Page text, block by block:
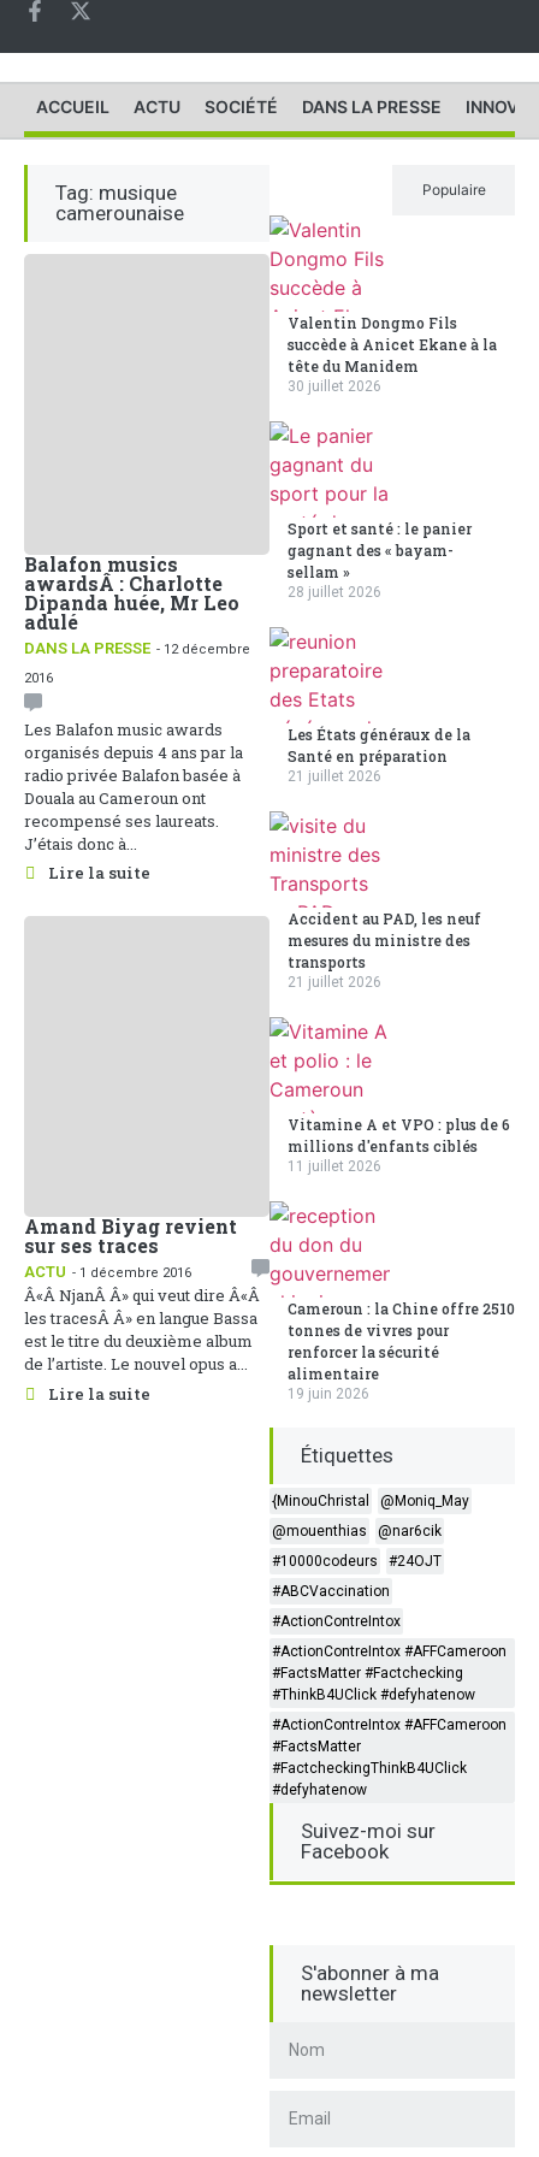
ACCUEIL ACTU SOCIÉTÉ DANS LA PRESSE
Tag: musique
camerounaise
Balafon musics
awardsÂ : Charlotte
Dipanda huée, Mr Leo
adulé
DANS LA PRESSE - 12 décembre
2016
Les Balafon music awards
organisés depuis 4 ans par la
radio privée Balafon basée à
Douala au Cameroun ont
recompensé ses laureats.
J’étais donc à...
Lire la suite
Amand Biyag revient
sur ses traces
ACTU - 1 décembre 2016
Â«Â NjanÂ Â» qui veut dire Â«Â
les tracesÂ Â» en langue Bassa
est le titre du deuxième album
de l’artiste. Le nouvel opus a...
Lire la suite
Populaire
Valentin Dongmo Fils
succède à Anicet Ekane à la
tête du Manidem
30 juillet 2026
Sport et santé : le panier
gagnant des « bayam-
sellam »
28 juillet 2026
Les États généraux de la
Santé en préparation
21 juillet 2026
Accident au PAD, les neuf
mesures du ministre des
transports
21 juillet 2026
Vitamine A et VPO : plus de 6
millions d'enfants ciblés
11 juillet 2026
Cameroun : la Chine offre 2510
tonnes de vivres pour
renforcer la sécurité
alimentaire
19 juin 2026
Étiquettes
{MinouChristal
@Moniq_May
@mouenthias
@nar6cik
#10000codeurs
#24OJT
#ABCVaccination
#ActionContreIntox
#ActionContreIntox #AFFCameroon
#FactsMatter #Factchecking
#ThinkB4UClick #defyhatenow
#ActionContreIntox #AFFCameroon
#FactsMatter
#FactcheckingThinkB4UClick
#defyhatenow
Suivez-moi sur
Facebook
S'abonner à ma
newsletter